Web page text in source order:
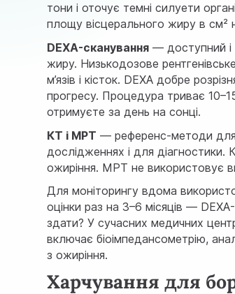
тони і оточує темні силуети
площу вісцерального жиру в см²
DEXA-сканування — доступний і
жиру. Низькодозове
м’язів і кісток. DEXA добре
прогресу. Процедура триває
отримуєте за день на сонці.
КТ і МРТ — референс-методи для
дослідженнях і для
ожиріння. МРТ не використовує
Для моніторингу вдома
оцінки раз на 3–6 місяців —
здати? У сучасних медичних
включає біоімпедансометрію,
з ожиріння.
Харчування для